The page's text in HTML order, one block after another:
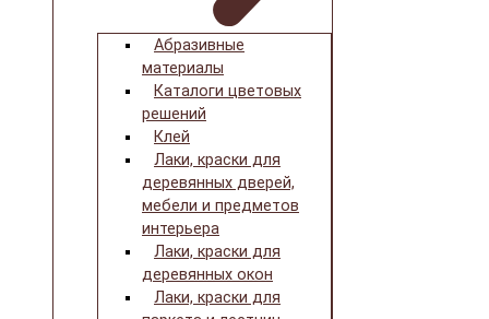
Абразивные
материалы
Каталоги цветовых
решений
Клей
Лаки, краски для
деревянных дверей,
мебели и предметов
интерьера
Лаки, краски для
деревянных окон
Лаки, краски для